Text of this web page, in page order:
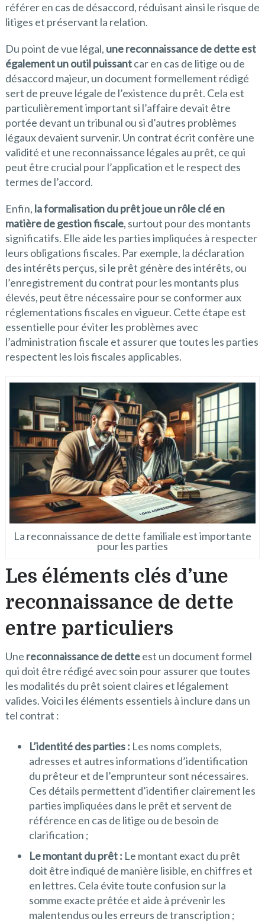
référer en cas de désaccord, réduisant ainsi le risque de
litiges et préservant la relation.
Du point de vue légal, une reconnaissance de dette est
également un outil puissantcar en cas de litige ou de
désaccord majeur, un document formellement rédigé
sert de preuve légale de l’existence du prêt. Cela est
particulièrement important si l’affaire devait être
portée devant un tribunal ou si d’autres problèmes
légaux devaient survenir. Un contrat écrit confère une
validité et une reconnaissance légales au prêt, ce qui
peut être crucial pour l’application et le respect des
termes de l’accord.
Enfin, la formalisation du prêt joue un rôle clé en
matière de gestion fiscale, surtout pour des montants
significatifs. Elle aide les parties impliquées à respecter
leurs obligations fiscales. Par exemple, la déclaration
des intérêts perçus, si le prêt génère des intérêts, ou
l’enregistrement du contrat pour les montants plus
élevés, peut être nécessaire pour se conformer aux
réglementations fiscales en vigueur. Cette étape est
essentielle pour éviter les problèmes avec
l’administration fiscale et assurer que toutes les parties
respectent les lois fiscales applicables.
La reconnaissance de dette familiale est importante
pour les parties
Les éléments clés d’une
reconnaissance de dette
entre particuliers
Une reconnaissance de detteest un document formel
qui doit être rédigé avec soin pour assurer que toutes
les modalités du prêt soient claires et légalement
valides. Voici les éléments essentiels à inclure dans un
tel contrat :
L’identité des parties : Les noms complets,
adresses et autres informations d’identification
du prêteur et de l’emprunteur sont nécessaires.
Ces détails permettent d’identifier clairement les
parties impliquées dans le prêt et servent de
référence en cas de litige ou de besoin de
clarification ;
Le montant du prêt : Le montant exact du prêt
doit être indiqué de manière lisible, en chiffres et
en lettres. Cela évite toute confusion sur la
somme exacte prêtée et aide à prévenir les
malentendus ou les erreurs de transcription ;